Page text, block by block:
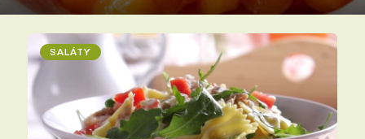
SALÁTY